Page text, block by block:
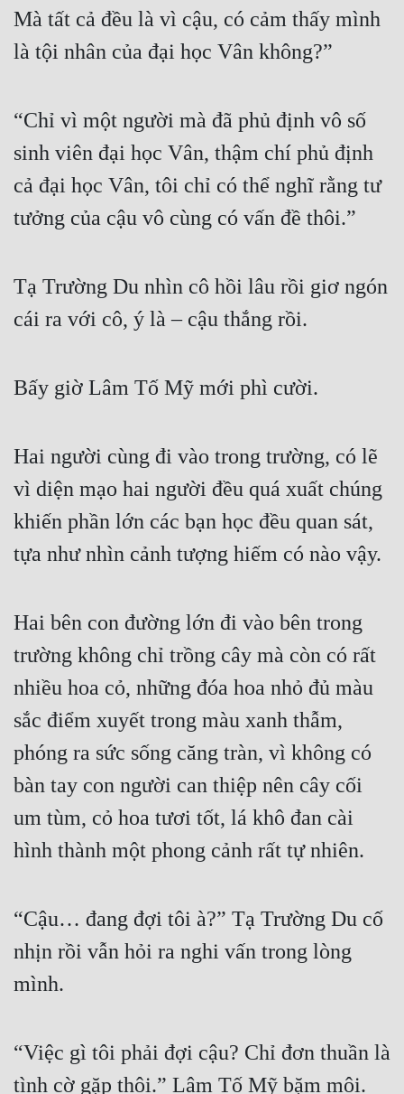
Sủng
Thanh Xuân
Tiểu Thuyết
Trinh Thám
Triều Đấu
Trùng Sinh
Tội Phạm
Võ Hiệp
Võng Du
Xuyên Không
Xuyên Nhanh
Xuyên Thư
Điền Văn
Đông Phương Huyền Huyễn
Đồng Nhân
Ngự Thú
Truyện Nam
Truyện Nữ
Xây Dựng Thế Lực
Mà tất cả đều là vì cậu, có cảm thấy mình
là tội nhân của đại học Vân không?”
“Chỉ vì một người mà đã phủ định vô số
sinh viên đại học Vân, thậm chí phủ định
cả đại học Vân, tôi chỉ có thể nghĩ rằng tư
tưởng của cậu vô cùng có vấn đề thôi.”
Tạ Trường Du nhìn cô hồi lâu rồi giơ ngón
cái ra với cô, ý là – cậu thắng rồi.
Bấy giờ Lâm Tố Mỹ mới phì cười.
Hai người cùng đi vào trong trường, có lẽ
vì diện mạo hai người đều quá xuất chúng
khiến phần lớn các bạn học đều quan sát,
tựa như nhìn cảnh tượng hiếm có nào vậy.
Hai bên con đường lớn đi vào bên trong
trường không chỉ trồng cây mà còn có rất
nhiều hoa cỏ, những đóa hoa nhỏ đủ màu
sắc điểm xuyết trong màu xanh thẫm,
phóng ra sức sống căng tràn, vì không có
bàn tay con người can thiệp nên cây cối
um tùm, cỏ hoa tươi tốt, lá khô đan cài
hình thành một phong cảnh rất tự nhiên.
“Cậu… đang đợi tôi à?” Tạ Trường Du cố
nhịn rồi vẫn hỏi ra nghi vấn trong lòng
mình.
“Việc gì tôi phải đợi cậu? Chỉ đơn thuần là
tình cờ gặp thôi.” Lâm Tố Mỹ bặm môi.